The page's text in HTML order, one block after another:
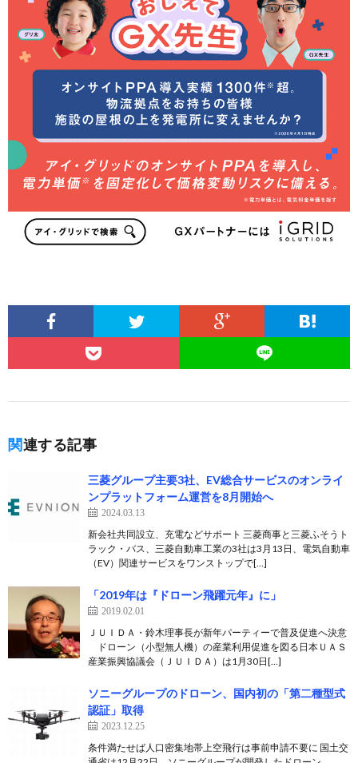
関連する記事
三菱グループ主要3社、EV総合サービスのオンライ
ンプラットフォーム運営を8月開始へ
2024.03.13
新会社共同設立、充電などサポート 三菱商事と三菱ふそうト
ラック・バス、三菱自動車工業の3社は3月13日、電気自動車
（EV）関連サービスをワンストップで[…]
「2019年は『ドローン飛躍元年』に」
2019.02.01
ＪＵＩＤＡ・鈴木理事長が新年パーティーで普及促進へ決意
ドローン（小型無人機）の産業利用促進を図る日本ＵＡＳ
産業振興協議会（ＪＵＩＤＡ）は1月30日[…]
ソニーグループのドローン、国内初の「第二種型式
認証」取得
2023.12.25
条件満たせば人口密集地帯上空飛行は事前申請不要に 国土交